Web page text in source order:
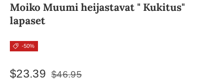
Moiko Muumi heijastavat " Kukitus"
lapaset
-50%
$23.39 $46.95